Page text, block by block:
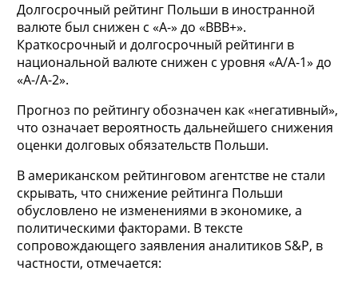
Долгосрочный рейтинг Польши в иностранной
валюте был снижен с «A-» до «BBB+».
Краткосрочный и долгосрочный рейтинги в
национальной валюте снижен с уровня «A/A-1» до
«A-/A-2».
Прогноз по рейтингу обозначен как «негативный»,
что означает вероятность дальнейшего снижения
оценки долговых обязательств Польши.
В американском рейтинговом агентстве не стали
скрывать, что снижение рейтинга Польши
обусловлено не изменениями в экономике, а
политическими факторами. В тексте
сопровождающего заявления аналитиков S&P, в
частности, отмечается: